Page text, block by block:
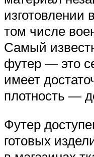
изготовлении
том числе
Самый
футер — это
имеет
плотность —
Футер
готовых